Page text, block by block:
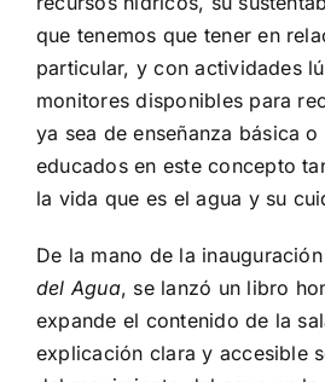
que tenemos que tener en
particular, y con actividades
monitores disponibles para
ya sea de enseñanza básica
educados en este concepto
la vida que es el agua y su
De la mano de la
del Agua, se lanzó un libro
expande el contenido de la
explicación clara y accesible